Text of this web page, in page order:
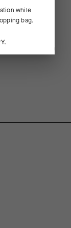
puede ser
dirección
de
de la
punto de la
while
bag.